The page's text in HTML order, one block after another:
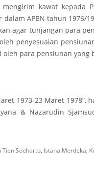
kawat kepada
APBN tahun 1976/
agar tunjangan para
penyesuaian
para pensiunan yang
1973-23 Maret 1978”,
& Nazarudin
Tien Soeharto, Istana Merdeka,